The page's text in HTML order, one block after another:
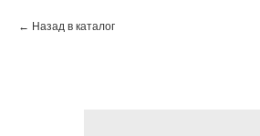
Назад в каталог